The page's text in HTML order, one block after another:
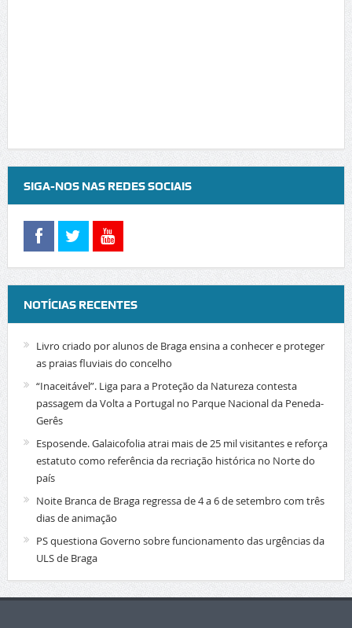
SIGA-NOS NAS REDES SOCIAIS
NOTÍCIAS RECENTES
Livro criado por alunos de Braga ensina a conhecer e proteger
as praias fluviais do concelho
“Inaceitável”. Liga para a Proteção da Natureza contesta
passagem da Volta a Portugal no Parque Nacional da Peneda-
Gerês
Esposende. Galaicofolia atrai mais de 25 mil visitantes e reforça
estatuto como referência da recriação histórica no Norte do
país
Noite Branca de Braga regressa de 4 a 6 de setembro com três
dias de animação
PS questiona Governo sobre funcionamento das urgências da
ULS de Braga